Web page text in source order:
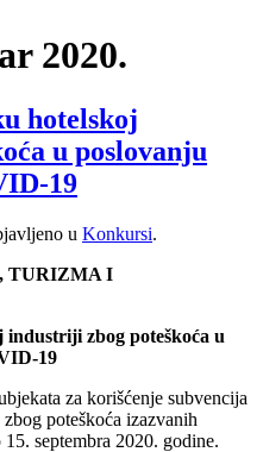
2020.
hotelskoj
u poslovanju
19
u Konkursi.
TURIZMA I
zbog poteškoća u
19
za korišćenje subvencija
poteškoća izazvanih
septembra 2020. godine.